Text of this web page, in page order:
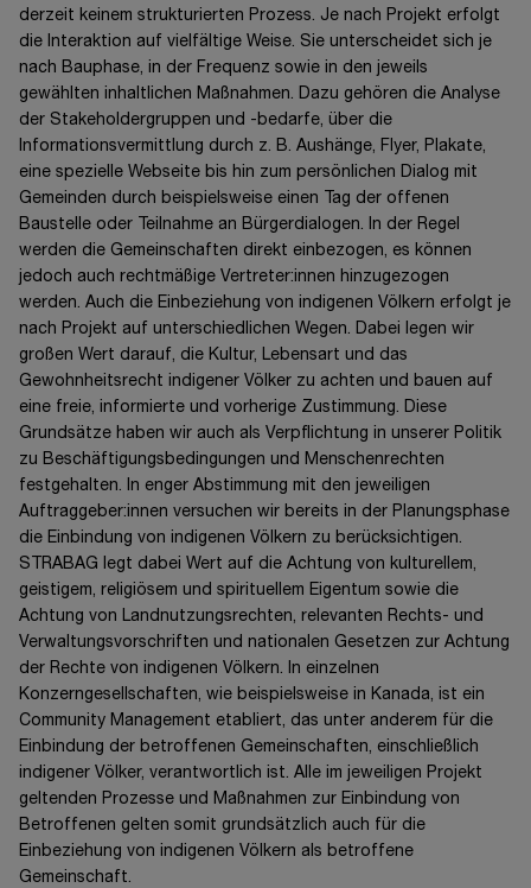
derzeit keinem strukturierten Prozess. Je nach Projekt erfolgt
die Interaktion auf vielfältige Weise. Sie unterscheidet sich je
nach Bauphase, in der Frequenz sowie in den jeweils
gewählten inhaltlichen Maßnahmen. Dazu gehören die Analyse
der Stakeholdergruppen und -bedarfe, über die
Informationsvermittlung durch z. B. Aushänge, Flyer, Plakate,
eine spezielle Webseite bis hin zum persönlichen Dialog mit
Gemeinden durch beispielsweise einen Tag der offenen
Baustelle oder Teilnahme an Bürgerdialogen. In der Regel
werden die Gemeinschaften direkt einbezogen, es können
jedoch auch rechtmäßige Vertreter:innen hinzugezogen
werden. Auch die Einbeziehung von indigenen Völkern erfolgt je
nach Projekt auf unterschiedlichen Wegen. Dabei legen wir
großen Wert darauf, die Kultur, Lebensart und das
Gewohnheitsrecht indigener Völker zu achten und bauen auf
eine freie, informierte und vorherige Zustimmung. Diese
Grundsätze haben wir auch als Verpflichtung in unserer Politik
zu Beschäftigungsbedingungen und Menschenrechten
festgehalten. In enger Abstimmung mit den jeweiligen
Auftraggeber:innen versuchen wir bereits in der Planungsphase
die Einbindung von indigenen Völkern zu berücksichtigen.
STRABAG legt dabei Wert auf die Achtung von kulturellem,
geistigem, religiösem und spirituellem Eigentum sowie die
Achtung von Landnutzungsrechten, relevanten Rechts- und
Verwaltungsvorschriften und nationalen Gesetzen zur Achtung
der Rechte von indigenen Völkern. In einzelnen
Konzerngesellschaften, wie beispielsweise in Kanada, ist ein
Community Management etabliert, das unter anderem für die
Einbindung der betroffenen Gemeinschaften, einschließlich
indigener Völker, verantwortlich ist. Alle im jeweiligen Projekt
geltenden Prozesse und Maßnahmen zur Einbindung von
Betroffenen gelten somit grundsätzlich auch für die
Einbeziehung von indigenen Völkern als betroffene
Gemeinschaft.